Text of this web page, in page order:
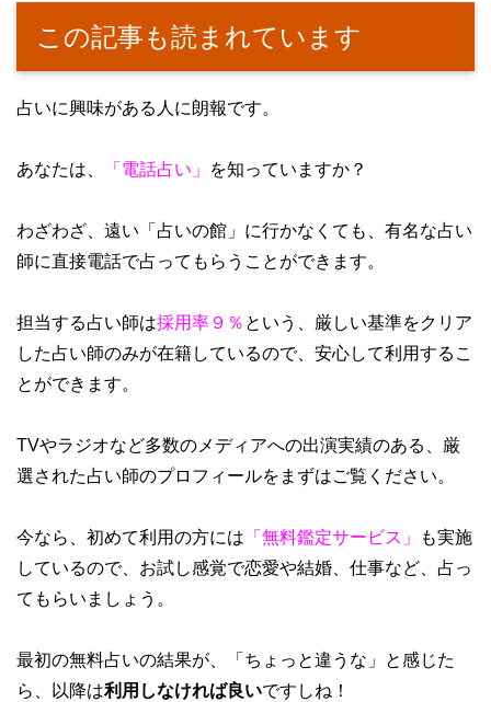
この記事も読まれています
占いに興味がある人に朗報です。
あなたは、 「電話占い」 を知っていますか？
わざわざ、遠い「占いの館」に行かなくても、有名な占い
師に直接電話で占ってもらうことができます。
担当する占い師は採用率９％ という、厳しい基準をクリア
した占い師のみが在籍しているので、安心して利用するこ
とができます。
TVやラジオなど多数のメディアへの出演実績のある、厳
選された占い師のプロフィールをまずはご覧ください。
今なら、初めて利用の方には 「無料鑑定サービス」
も実施
しているので、お試し感覚で恋愛や結婚、仕事など、占っ
てもらいましょう。
最初の無料占いの結果が、「ちょっと違うな」と感じた
ら、以降は利用しなければ良いですしね！